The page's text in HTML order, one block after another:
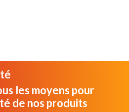
les moyens pour
de nos produits